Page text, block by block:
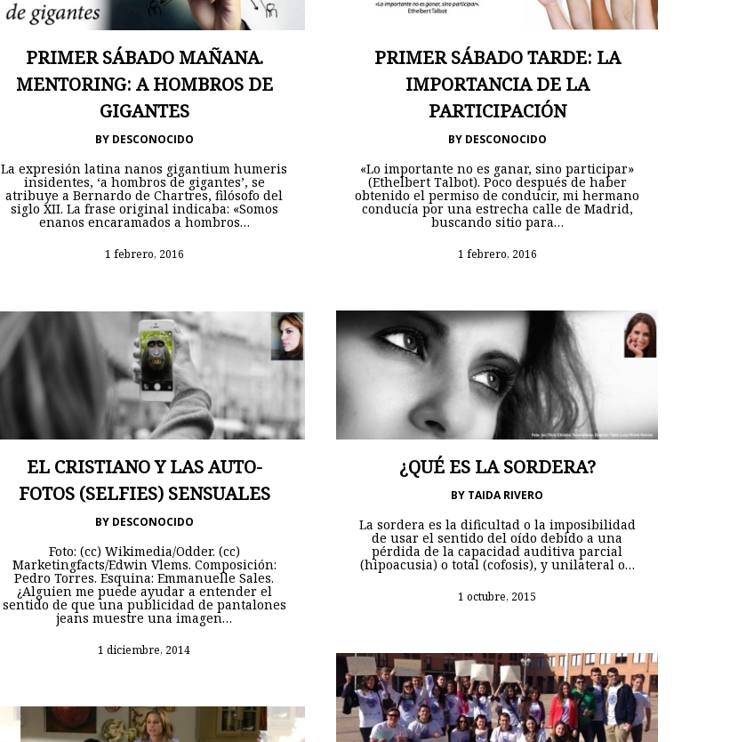
PRIMER SÁBADO MAÑANA.
MENTORING: A HOMBROS DE
GIGANTES
BY DESCONOCIDO
La expresión latina nanos gigantium humeris
insidentes, ‘a hombros de gigantes’, se
atribuye a Bernardo de Chartres, filósofo del
siglo XII. La frase original indicaba: «Somos
enanos encaramados a hombros…
1 febrero, 2016
PRIMER SÁBADO TARDE: LA
IMPORTANCIA DE LA
PARTICIPACIÓN
BY DESCONOCIDO
«Lo importante no es ganar, sino participar»
(Ethelbert Talbot). Poco después de haber
obtenido el permiso de conducir, mi hermano
conducía por una estrecha calle de Madrid,
buscando sitio para…
1 febrero, 2016
¿QUÉ ES LA SORDERA?
BY TAIDA RIVERO
La sordera es la dificultad o la imposibilidad
de usar el sentido del oído debido a una
pérdida de la capacidad auditiva parcial
(hipoacusia) o total (cofosis), y unilateral o…
1 octubre, 2015
EL CRISTIANO Y LAS AUTO-
FOTOS (SELFIES) SENSUALES
BY DESCONOCIDO
Foto: (cc) Wikimedia/Odder. (cc)
Marketingfacts/Edwin Vlems. Composición:
Pedro Torres. Esquina: Emmanuelle Sales.
¿Alguien me puede ayudar a entender el
sentido de que una publicidad de pantalones
jeans muestre una imagen…
1 diciembre, 2014